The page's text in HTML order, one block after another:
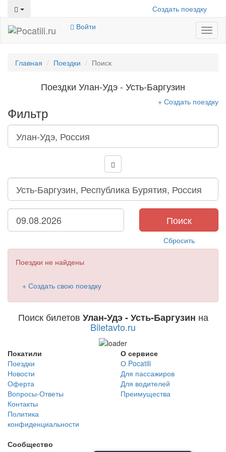
Создать поездку
Войти
Главная Поездки Поиск
Поездки Улан-Удэ - Усть-Баргузин
Фильтр
+ Создать поездку
Поиск
Сбросить
Поездки не найдены
+ Создать свою поездку
Поиск билетов Улан-Удэ - Усть-Баргузин на
Biletavto.ru
Покатили
Поездки
Новости
Оферта
Вопросы-Ответы
Контакты
Политика
конфиденциальности
О сервисе
О Pocatili
Для пассажиров
Для водителей
Преимущества
Сообщество